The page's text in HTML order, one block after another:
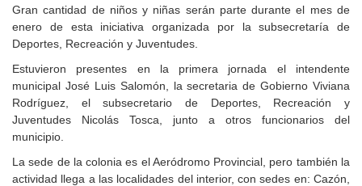
Gran cantidad de niños y niñas serán parte durante el mes de
enero de esta iniciativa organizada por la subsecretaría de
Deportes, Recreación y Juventudes.
Estuvieron presentes en la primera jornada el intendente
municipal José Luis Salomón, la secretaria de Gobierno Viviana
Rodríguez, el subsecretario de Deportes, Recreación y
Juventudes Nicolás Tosca, junto a otros funcionarios del
municipio.
La sede de la colonia es el Aeródromo Provincial, pero también la
actividad llega a las localidades del interior, con sedes en: Cazón,